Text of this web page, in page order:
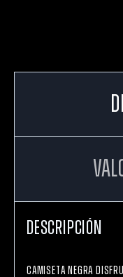
Descripción
Camiseta negra